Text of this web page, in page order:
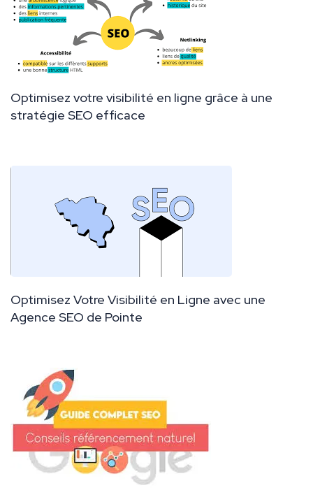
Optimisez votre visibilité en ligne grâce à une
stratégie SEO efficace
Optimisez Votre Visibilité en Ligne avec une
Agence SEO de Pointe